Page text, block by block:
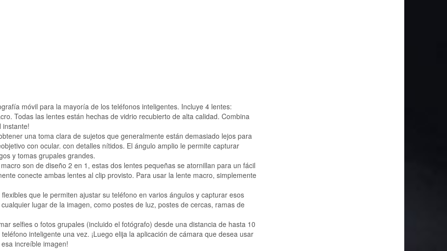
móvil para la mayoría de los teléfonos inteligentes. Incluye 4 lentes:
Todas las lentes están hechas de vidrio recubierto de alta calidad. Combina
instante!
una toma clara de sujetos que generalmente están demasiado lejos para
con ocular. con detalles nítidos. El ángulo amplio le permite capturar
y tomas grupales grandes.
son de diseño 2 en 1, estas dos lentes pequeñas se atornillan para un fácil
conecte ambas lentes al clip provisto. Para usar la lente macro, simplemente
que le permiten ajustar su teléfono en varios ángulos y capturar esos
lugar de la imagen, como postes de luz, postes de cercas, ramas de
selfies o fotos grupales (incluido el fotógrafo) desde una distancia de hasta 10
inteligente una vez. ¡Luego elija la aplicación de cámara que desea usar
increíble imagen!